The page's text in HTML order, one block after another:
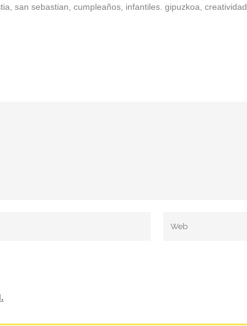
san sebastian, cumpleaños, infantiles. gipuzkoa, creatividad